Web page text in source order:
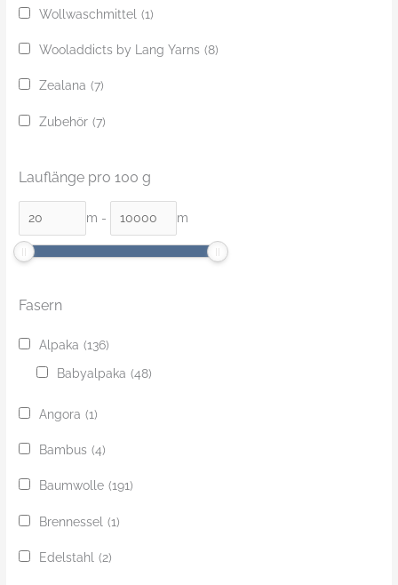
Wollwaschmittel (1)
Wooladdicts by Lang Yarns (8)
Zealana (7)
Zubehör (7)
Lauflänge pro 100 g
m - m
Fasern
Alpaka (136)
Babyalpaka (48)
Angora (1)
Bambus (4)
Baumwolle (191)
Brennessel (1)
Edelstahl (2)